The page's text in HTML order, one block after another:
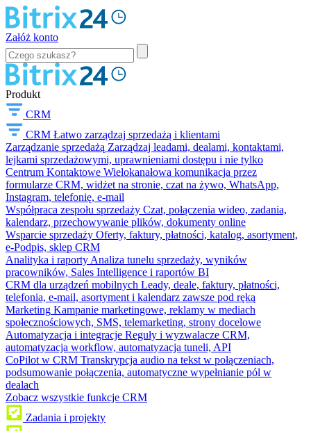
Załóż konto
Produkt
CRM
CRM Łatwo zarządzaj sprzedażą i klientami
Zarządzanie sprzedażą Zarządzaj leadami, dealami, kontaktami,
lejkami sprzedażowymi, uprawnieniami dostępu i nie tylko
Centrum Kontaktowe Wielokanałowa komunikacja przez
formularze CRM, widżet na stronie, czat na żywo, WhatsApp,
Instagram, telefonię, e-mail
Współpraca zespołu sprzedaży Czat, połączenia wideo, zadania,
kalendarz, przechowywanie plików, dokumenty online
Wsparcie sprzedaży Oferty, faktury, płatności, katalog, asortyment,
e-Podpis, sklep CRM
Analityka i raporty Analiza tunelu sprzedaży, wyników
pracowników, Sales Intelligence i raportów BI
CRM dla urządzeń mobilnych Leady, deale, faktury, płatności,
telefonia, e-mail, asortyment i kalendarz zawsze pod ręką
Marketing Kampanie marketingowe, reklamy w mediach
społecznościowych, SMS, telemarketing, strony docelowe
Automatyzacja i integracje Reguły i wyzwalacze CRM,
automatyzacja workflow, automatyzacja tuneli, API
CoPilot w CRM Transkrypcja audio na tekst w połączeniach,
podsumowanie połączenia, automatyczne wypełnianie pól w
dealach
Zobacz wszystkie funkcje CRM
Zadania i projekty